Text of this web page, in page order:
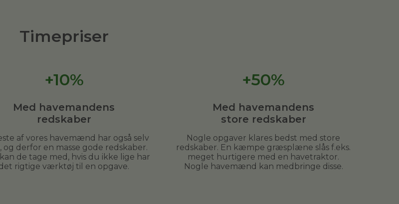
Timepriser
+10%
Med havemandens
redskaber
af vores havemænd har også selv
og derfor en masse gode redskaber.
de tage med, hvis du ikke lige har
rigtige værktøj til en opgave.
+50%
Med havemandens
store redskaber
Nogle opgaver klares bedst med store
redskaber. En kæmpe græsplæne slås f.eks.
meget hurtigere med en havetraktor.
Nogle havemænd kan medbringe disse.